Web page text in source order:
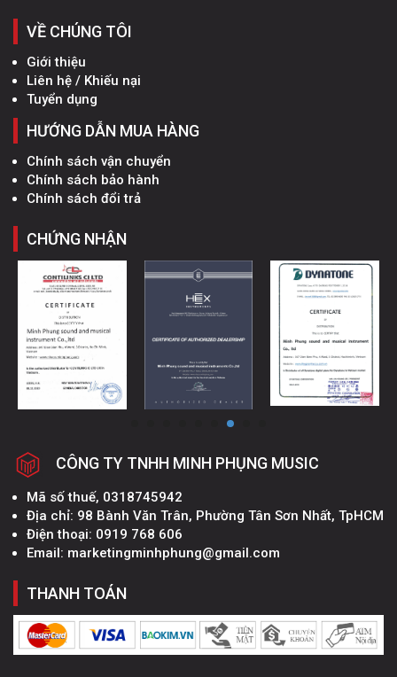
VỀ CHÚNG TÔI
Giới thiệu
Liên hệ / Khiếu nại
Tuyển dụng
HƯỚNG DẪN MUA HÀNG
Chính sách vận chuyển
Chính sách bảo hành
Chính sách đổi trả
CHỨNG NHẬN
CÔNG TY TNHH MINH PHỤNG MUSIC
Mã số thuế, 0318745942
Địa chỉ: 98 Bành Văn Trân, Phường Tân Sơn Nhất, TpHCM
Điện thoại: 0919 768 606
Email: marketingminhphung@gmail.com
THANH TOÁN